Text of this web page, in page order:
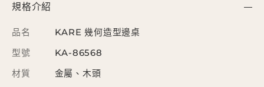
規格介紹
品名
KARE 幾何造型邊桌
型號
KA-86568
材質
金屬、木頭